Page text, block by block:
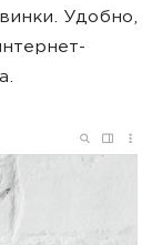
Удобно,